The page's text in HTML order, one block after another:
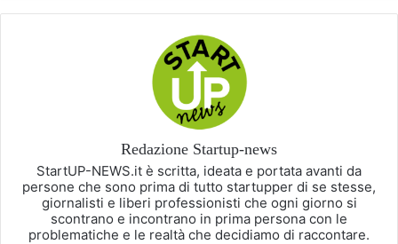
Redazione Startup-news
StartUP-NEWS.it è scritta, ideata e portata avanti da
persone che sono prima di tutto startupper di se stesse,
giornalisti e liberi professionisti che ogni giorno si
scontrano e incontrano in prima persona con le
problematiche e le realtà che decidiamo di raccontare.